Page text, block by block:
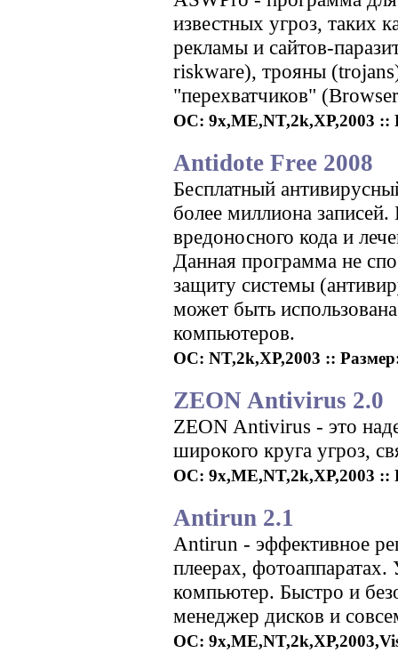
известных угроз, таких
рекламы и сайтов-
riskware), трояны
"перехватчиков"
ОС: 9x,ME,NT,2k,XP,2003 ::
Antidote Free 2008
Бесплатный
более миллиона
вредоносного кода и
Данная программа не
защиту системы
может быть
компьютеров.
ОС: NT,2k,XP,2003 ::
ZEON Antivirus 2.0
ZEON Antivirus - это
широкого круга угроз,
ОС: 9x,ME,NT,2k,XP,2003 ::
Antirun 2.1
Antirun - эффективное
плеерах,
компьютер. Быстро и
менеджер дисков и
ОС: